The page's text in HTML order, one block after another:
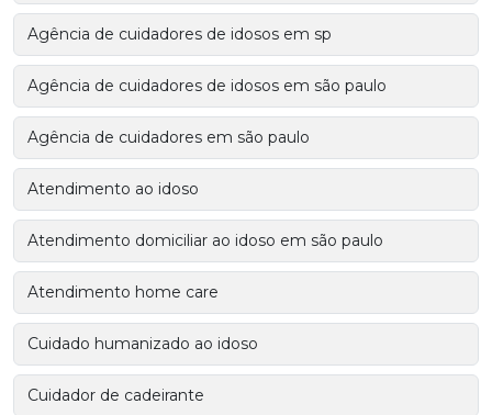
Agência de cuidadores de idosos em sp
Agência de cuidadores de idosos em são paulo
Agência de cuidadores em são paulo
Atendimento ao idoso
Atendimento domiciliar ao idoso em são paulo
Atendimento home care
Cuidado humanizado ao idoso
Cuidador de cadeirante